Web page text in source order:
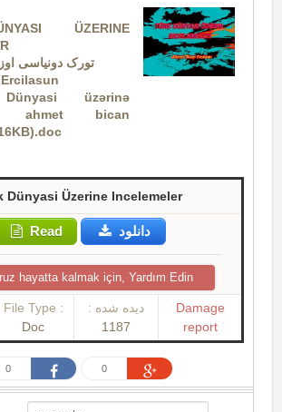
ÜZERINE
تورک دونیاسی
üzərinə
ahmet bican
Dünyasi Üzerine Incelemeler
Read دانلود
hayatta kalmak için, Yardım Edin
File Type :
Doc
دیده شده :
1187
Damage
report
0 0